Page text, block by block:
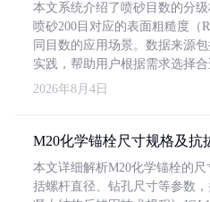
本文系统介绍了喷砂目数的分
喷砂200目对应的表面粗糙度（
同目数的应用场景。数据来源
实践，帮助用户根据需求选择合
2026年8月4日
M20化学锚栓尺寸规格及抗
本文详细解析M20化学锚栓的
括螺杆直径、钻孔尺寸等参数